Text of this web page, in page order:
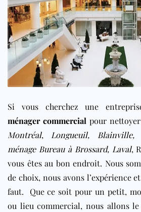
Si vous cherchez une
ménager commercial pour
Montréal, Longueuil, Blainville,
ménage Bureau à Brossard, Laval,
vous êtes au bon endroit. Nous
de choix, nous avons l’expérience
faut. Que ce soit pour un petit,
ou lieu commercial, nous allons